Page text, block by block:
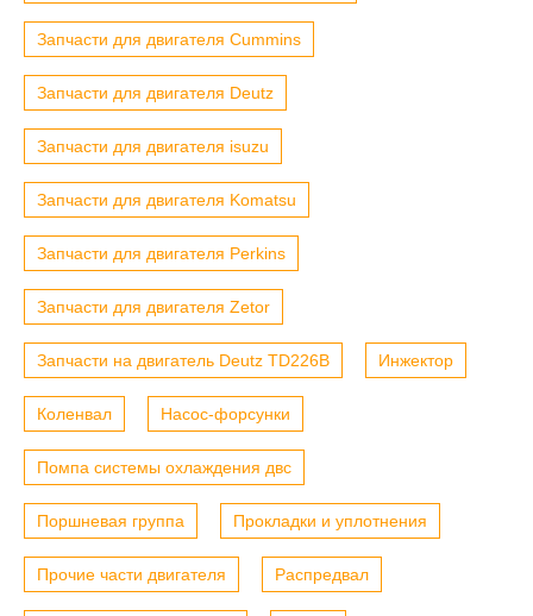
Запчасти для двигателя Cummins
Запчасти для двигателя Deutz
Запчасти для двигателя isuzu
Запчасти для двигателя Komatsu
Запчасти для двигателя Perkins
Запчасти для двигателя Zetor
Запчасти на двигатель Deutz TD226B Инжектор
Коленвал Насос-форсунки
Помпа системы охлаждения двс
Поршневая группа Прокладки и уплотнения
Прочие части двигателя Распредвал